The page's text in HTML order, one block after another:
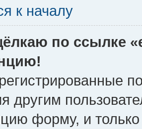
к началу
по ссылке
другим
форму, и